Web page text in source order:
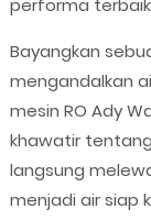
performa
Bayangkan
mengandalkan
mesin RO Ady
khawatir
langsung
menjadi air siap